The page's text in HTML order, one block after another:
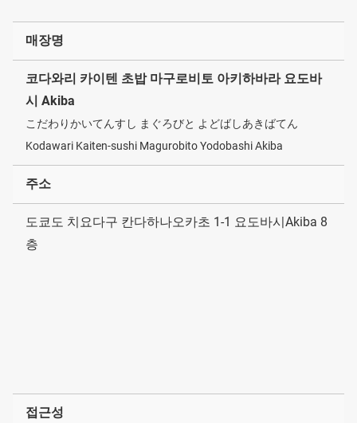
매장명
코다와리 카이텐 초밥 마구로비토 아키하바라 요도바
시 Akiba
こだわりかいてんすし まぐろびと よどばしあきばてん
Kodawari Kaiten-sushi Magurobito Yodobashi Akiba
주소
도쿄도 치요다구 칸다하나오카초 1-1 요도바시Akiba 8
층
접근성